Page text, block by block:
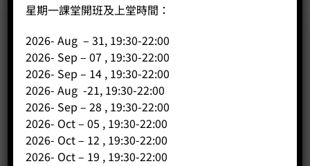
星期一課堂開班及上堂時間：
2026- Aug – 31, 19:30-22:00
2026- Sep – 07 , 19:30-22:00
2026- Sep – 14 , 19:30-22:00
2026- Aug -21, 19:30-22:00
2026- Sep – 28 , 19:30-22:00
2026- Oct – 05 , 19:30-22:00
2026- Oct – 12 , 19:30-22:00
2026- Oct – 19 , 19:30-22:00